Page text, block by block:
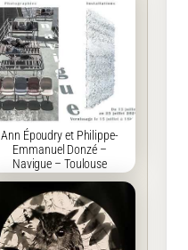
Ann Époudry et Philippe-
Emmanuel Donzé –
Navigue – Toulouse